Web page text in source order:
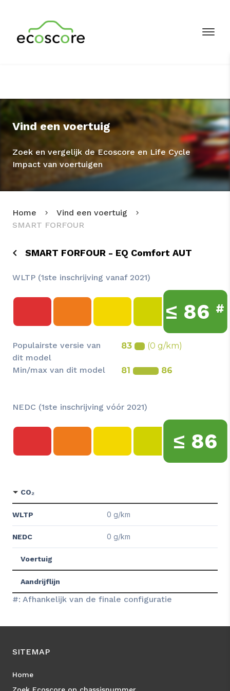
Vind een voertuig
Zoek en vergelijk de Ecoscore en Life Cycle
Impact van voertuigen
Home
Vind een voertuig
SMART FORFOUR
SMART FORFOUR - EQ Comfort AUT
WLTP (1ste inschrijving vanaf 2021)
≤ 86 #
Populairste versie van
dit model
83 (0 g/km)
Min/max van dit model 81 86
NEDC (1ste inschrijving vóór 2021)
≤ 86
CO₂
WLTP 0 g/km
NEDC 0 g/km
Voertuig
Aandrijflijn
#: Afhankelijk van de finale configuratie
SITEMAP
Home